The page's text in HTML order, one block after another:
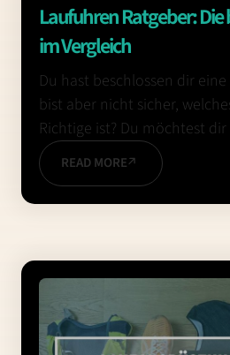
Laufuhren Ratgeber:
im Vergleich
Du hast beschlossen dir
bist aber nicht sicher,
Richtige ist? Du möchtest dir
READ MORE